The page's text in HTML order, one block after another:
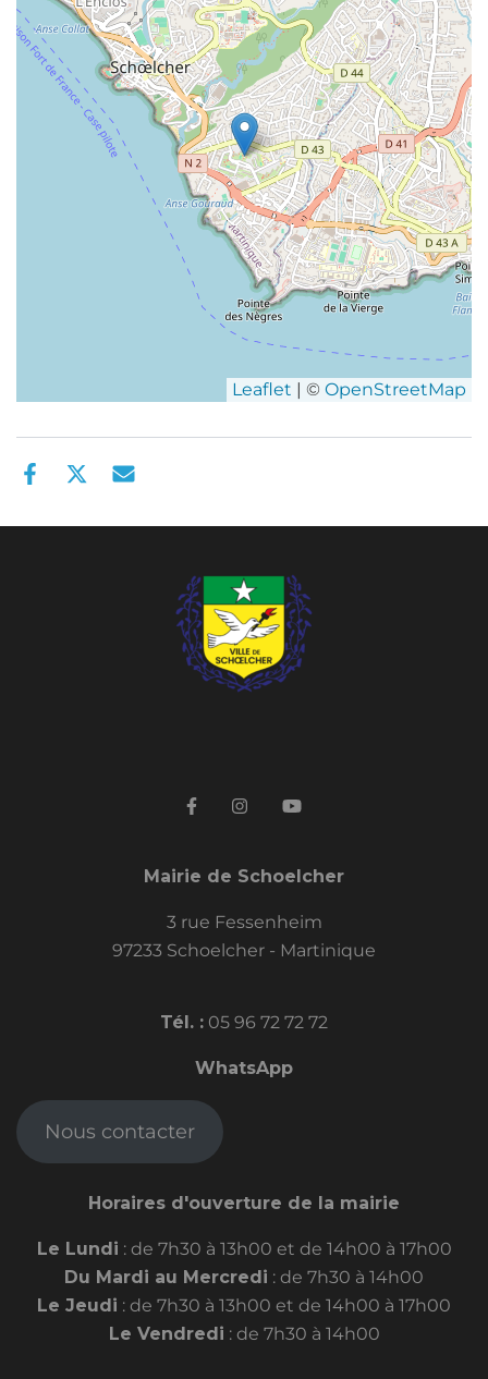
Leaflet | © OpenStreetMap
Mairie de Schoelcher
3 rue Fessenheim
97233 Schoelcher - Martinique
Tél. : 05 96 72 72 72
WhatsApp
Nous contacter
Horaires d'ouverture de la mairie
Le Lundi : de 7h30 à 13h00 et de 14h00 à 17h00
Du Mardi au Mercredi : de 7h30 à 14h00
Le Jeudi : de 7h30 à 13h00 et de 14h00 à 17h00
Le Vendredi : de 7h30 à 14h00